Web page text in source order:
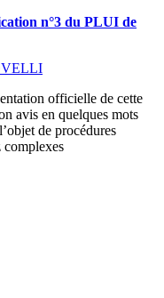
n°3 du PLUI de
officielle de cette
avis en quelques mots
de procédures
complexes